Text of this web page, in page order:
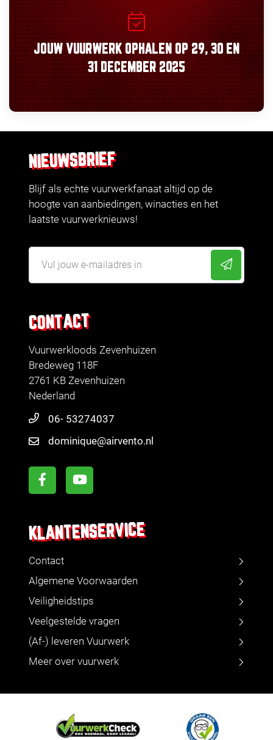
JOUW VUURWERK OPHALEN OP 29, 30 EN
31 DECEMBER 2025
CONTACT
Vuurwerkloods Zevenhuizen
Bredeweg 118F
2761 KB Zevenhuizen
Nederland
06- 53274037
dominique@airvento.nl
KLANTENSERVICE
Contact
Algemene Voorwaarden
Veiligheidstips
Veelgestelde vragen
(Af-) leveren Vuurwerk
Meer over vuurwerk
NIEUWSBRIEF
Blijf als echte vuurwerkfanaat altijd op de
hoogte van aanbiedingen, winacties en het
laatste vuurwerknieuws!